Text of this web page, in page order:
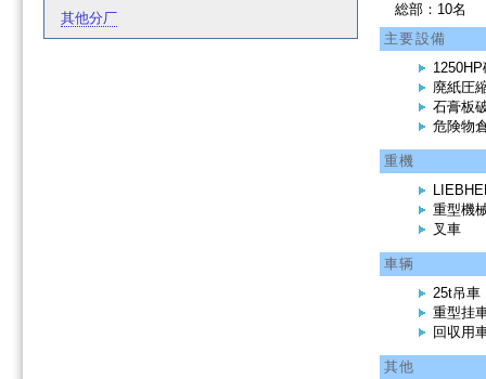
其他分厂
総部：10名
主要設備
廃紙圧
石膏板
危険物
重機
重型機
叉車
車辆
25t吊車
重型挂
回収用
其他